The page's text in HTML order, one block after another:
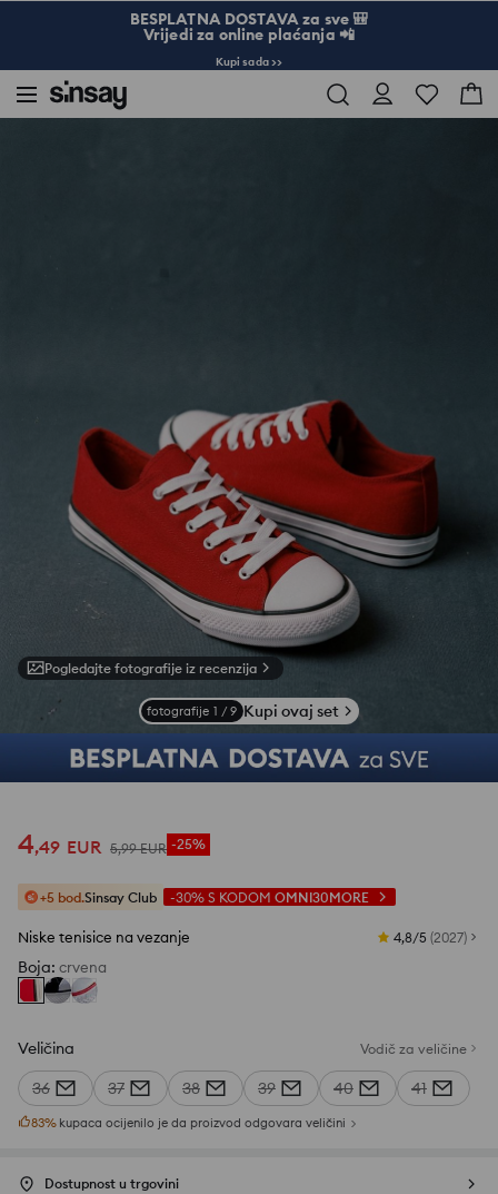
BESPLATNA DOSTAVA za sve 🎒
Vrijedi za online plaćanja 📲
Kupi sada >>
Pogledajte fotografije iz recenzija
fotografije 1 / 9 Kupi ovaj set
4,49 EUR 5,99 EUR -25%
+5 bod.Sinsay Club -30% S KODOM OMNI30MORE
Niske tenisice na vezanje 4,8/5 (2027)
Boja: crvena
Veličina Vodič za veličine
36 37 38 39 40 41
83% kupaca ocijenilo je da proizvod odgovara veličini
Dostupnost u trgovini